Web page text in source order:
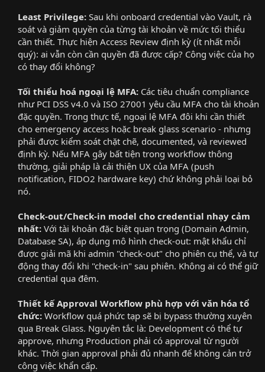
Least Privilege: Sau khi onboard credential vào Vault, rà
soát và giảm quyền của từng tài khoản về mức tối thiểu
cần thiết. Thực hiện Access Review định kỳ (ít nhất mỗi
quý): ai vẫn còn cần quyền đã được cấp? Công việc của họ
có thay đổi không?​
Tối thiểu hoá ngoại lệ MFA: Các tiêu chuẩn compliance
như PCI DSS v4.0 và ISO 27001 yêu cầu MFA cho tài khoản
đặc quyền. Trong thực tế, ngoại lệ MFA đôi khi cần thiết
cho emergency access hoặc break glass scenario - nhưng
phải được kiểm soát chặt chẽ, documented, và reviewed
định kỳ. Nếu MFA gây bất tiện trong workflow thông
thường, giải pháp là cải thiện UX của MFA (push
notification, FIDO2 hardware key) chứ không phải loại bỏ
nó.​
Check-out/Check-in model cho credential nhạy cảm
nhất: Với tài khoản đặc biệt quan trọng (Domain Admin,
Database SA), áp dụng mô hình check-out: mật khẩu chỉ
được giải mã khi admin "check-out" cho phiên cụ thể, và tự
động thay đổi khi "check-in" sau phiên. Không ai có thể giữ
credential qua đêm.​
Thiết kế Approval Workflow phù hợp với văn hóa tổ
chức: Workflow quá phức tạp sẽ bị bypass thường xuyên
qua Break Glass. Nguyên tắc là: Development có thể tự
approve, nhưng Production phải có approval từ người
khác. Thời gian approval phải đủ nhanh để không cản trở
công việc khẩn cấp.​